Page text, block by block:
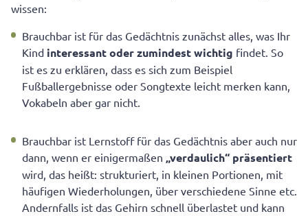
wissen:
Brauchbar ist für das Gedächtnis zunächst alles, was Ihr
Kind interessant oder zumindest wichtig findet. So
ist es zu erklären, dass es sich zum Beispiel
Fußballergebnisse oder Songtexte leicht merken kann,
Vokabeln aber gar nicht.
Brauchbar ist Lernstoff für das Gedächtnis aber auch nur
dann, wenn er einigermaßen „verdaulich“ präsentiert
wird, das heißt: strukturiert, in kleinen Portionen, mit
häufigen Wiederholungen, über verschiedene Sinne etc.
Andernfalls ist das Gehirn schnell überlastet und kann